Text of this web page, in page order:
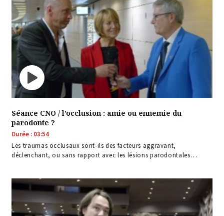
Séance CNO / l’occlusion : amie ou ennemie du
parodonte ?
Durée : 03:54
Les traumas occlusaux sont-ils des facteurs aggravant,
déclenchant, ou sans rapport avec les lésions parodontales…